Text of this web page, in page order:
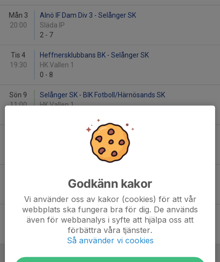
Mån 3
20:00
Alnö IF Dam Div 3 - Selånger SK
Släda IP
2 - 7
Tis 4
19:30
Heffnersklubbans BK - Selånger SK
HK Vallen 1
0 - 8
Sön 9
11:00
Selånger SK - BIK Fotboll/Härnösands SK
HK Vallen 1
IF Team Hudik - Selånger SK
Glysis Sparbanken Arena
Selånger IP
Sön 30
13:00
Selånger SK - Sundsvalls DFF
Selånger IP
Godkänn kakor
Vi använder oss av kakor (cookies) för att vår
webbplats ska fungera bra för dig. De används
även för webbanalys i syfte att hjälpa oss att
förbättra våra tjänster.
Så använder vi cookies